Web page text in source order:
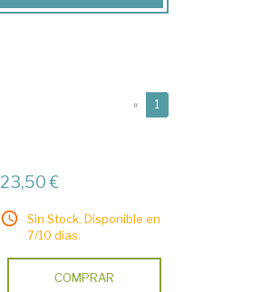
« 1
23,50 €
Sin Stock. Disponible en
7/10 días.
COMPRAR